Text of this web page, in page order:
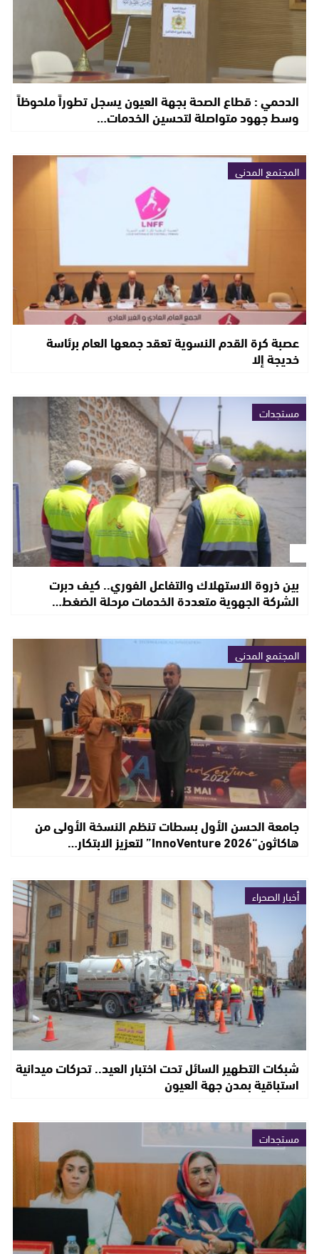
الدحمي : قطاع الصحة بجهة العيون يسجل تطوراً ملحوظاً
وسط جهود متواصلة لتحسين الخدمات…
المجتمع المدني
عصبة كرة القدم النسوية تعقد جمعها العام برئاسة
خديجة إلا
مستجدات
بين ذروة الاستهلاك والتفاعل الفوري.. كيف دبرت
الشركة الجهوية متعددة الخدمات مرحلة الضغط…
المجتمع المدني
جامعة الحسن الأول بسطات تنظم النسخة الأولى من
هاكاثون“InnoVenture 2026” لتعزيز الابتكار…
أخبار الصحراء
شبكات التطهير السائل تحت اختبار العيد.. تحركات ميدانية
استباقية بمدن جهة العيون
مستجدات